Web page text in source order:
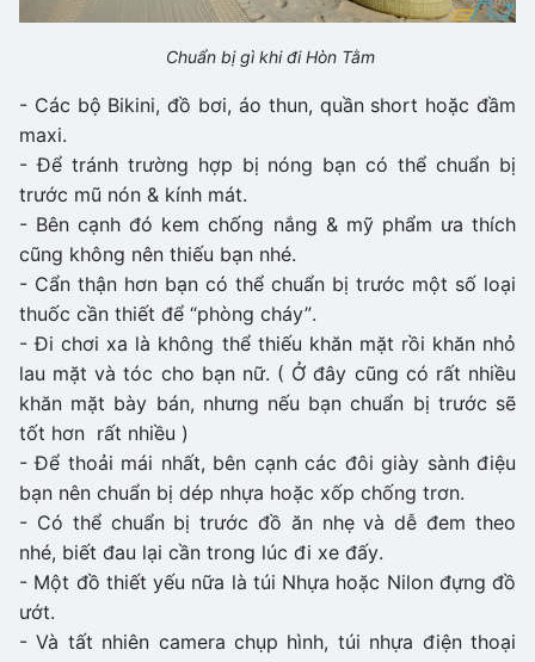
Chuẩn bị gì khi đi Hòn Tằm
- Các bộ Bikini, đồ bơi, áo thun, quần short hoặc đầm
maxi.
- Để tránh trường hợp bị nóng bạn có thể chuẩn bị
trước mũ nón & kính mát.
- Bên cạnh đó kem chống nắng & mỹ phẩm ưa thích
cũng không nên thiếu bạn nhé.
- Cẩn thận hơn bạn có thể chuẩn bị trước một số loại
thuốc cần thiết để “phòng cháy”.
- Đi chơi xa là không thể thiếu khăn mặt rồi khăn nhỏ
lau mặt và tóc cho bạn nữ. ( Ở đây cũng có rất nhiều
khăn mặt bày bán, nhưng nếu bạn chuẩn bị trước sẽ
tốt hơn rất nhiều )
- Để thoải mái nhất, bên cạnh các đôi giày sành điệu
bạn nên chuẩn bị dép nhựa hoặc xốp chống trơn.
- Có thể chuẩn bị trước đồ ăn nhẹ và dễ đem theo
nhé, biết đau lại cần trong lúc đi xe đấy.
- Một đồ thiết yếu nữa là túi Nhựa hoặc Nilon đựng đồ
ướt.
- Và tất nhiên camera chụp hình, túi nhựa điện thoại